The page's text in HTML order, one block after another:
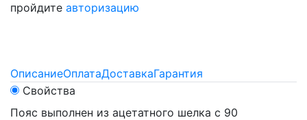
пройдите авторизацию
ОписаниеОплатаДоставкаГарантия
Свойства
Пояс выполнен из ацетатного шелка с 90